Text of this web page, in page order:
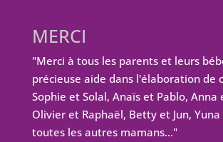
MERCI
"Merci à tous les parents et leurs
précieuse aide dans l'élaboration de
Sophie et Solal, Anaïs et Pablo, Anna
Olivier et Raphaël, Betty et Jun,
toutes les autres mamans…"